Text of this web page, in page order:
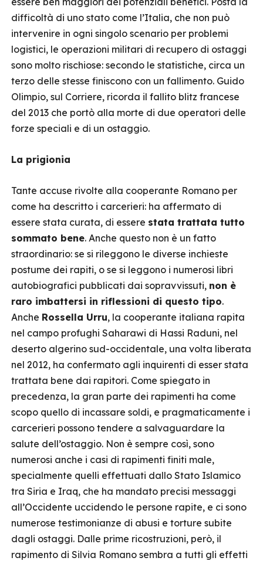
difficoltà di uno stato come l’Italia, che non può
intervenire in ogni singolo scenario per problemi
logistici, le operazioni militari di recupero di ostaggi
sono molto rischiose: secondo le statistiche, circa un
terzo delle stesse finiscono con un fallimento. Guido
Olimpio, sul Corriere, ricorda il fallito blitz francese
del 2013 che portò alla morte di due operatori delle
forze speciali e di un ostaggio.
La prigionia
Tante accuse rivolte alla cooperante Romano per
come ha descritto i carcerieri: ha affermato di
essere stata curata, di essere stata trattata tutto
sommato bene. Anche questo non è un fatto
straordinario: se si rileggono le diverse inchieste
postume dei rapiti, o se si leggono i numerosi libri
autobiografici pubblicati dai sopravvissuti, non è
raro imbattersi in riflessioni di questo tipo.
Anche Rossella Urru, la cooperante italiana rapita
nel campo profughi Saharawi di Hassi Raduni, nel
deserto algerino sud-occidentale, una volta liberata
nel 2012, ha confermato agli inquirenti di esser stata
trattata bene dai rapitori. Come spiegato in
precedenza, la gran parte dei rapimenti ha come
scopo quello di incassare soldi, e pragmaticamente i
carcerieri possono tendere a salvaguardare la
salute dell’ostaggio. Non è sempre così, sono
numerosi anche i casi di rapimenti finiti male,
specialmente quelli effettuati dallo Stato Islamico
tra Siria e Iraq, che ha mandato precisi messaggi
all’Occidente uccidendo le persone rapite, e ci sono
numerose testimonianze di abusi e torture subite
dagli ostaggi. Dalle prime ricostruzioni, però, il
rapimento di Silvia Romano sembra a tutti gli effetti